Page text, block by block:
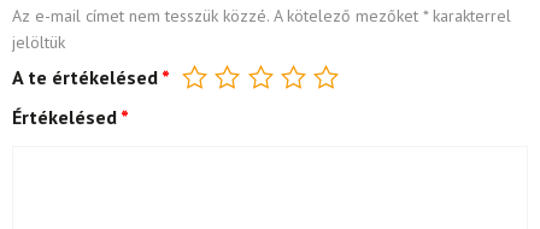
Az e-mail címet nem tesszük közzé. A kötelező mezőket *karakterrel
jelöltük
A te értékelésed *
Értékelésed *